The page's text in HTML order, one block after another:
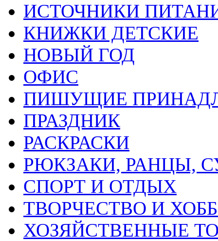
ИСТОЧНИКИ
КНИЖКИ ДЕТСКИЕ
НОВЫЙ ГОД
ОФИС
ПИШУЩИЕ
ПРАЗДНИК
РАСКРАСКИ
РЮКЗАКИ, РАНЦЫ,
СПОРТ И ОТДЫХ
ТВОРЧЕСТВО И
ХОЗЯЙСТВЕННЫЕ